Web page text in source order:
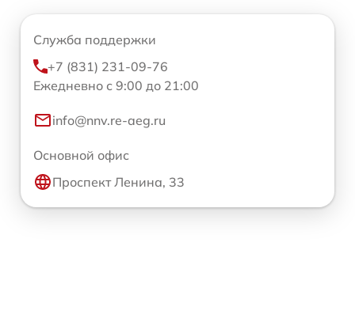
Служба поддержки
+7 (831) 231-09-76
Ежедневно с 9:00 до 21:00
info@nnv.re-aeg.ru
Основной офис
Проспект Ленина, 33